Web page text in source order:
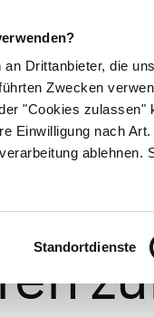
an Drittanbieter, die
Zwecken
"Cookies
Einwilligung nach
ablehnen.
Standortdienste
Medikamente